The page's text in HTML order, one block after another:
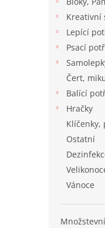
Kreativní
Lepící
Psací
Čert,
Balící
Hračky
Klíčenky,
Ostatní
Vánoce